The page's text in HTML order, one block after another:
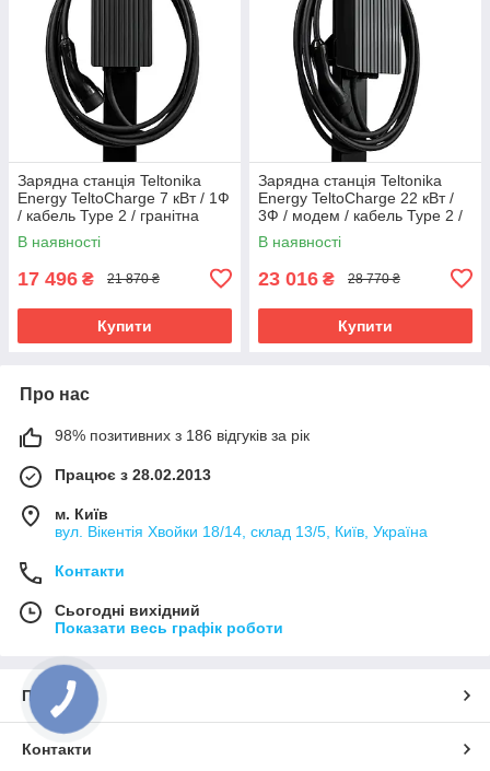
Зарядна станція Teltonika
Energy TeltoCharge 7 кВт / 1Ф
/ кабель Type 2 / гранітна
панель (EVC1010P0000)
В наявності
17 496 ₴ 21 870 ₴
Купити
Зарядна станція Teltonika
Energy TeltoCharge 22 кВт /
3Ф / модем / кабель Type 2 /
гранітна панель
(EVC1211P0000)
В наявності
23 016 ₴ 28 770 ₴
Купити
Про нас
98% позитивних з 186 відгуків за рік
Працює з 28.02.2013
м. Київ
вул. Вікентія Хвойки 18/14, склад 13/5, Київ, Україна
Контакти
Сьогодні вихідний
Показати весь графік роботи
Про нас
Контакти
КНОПКА
ЗВ'ЯЗКУ